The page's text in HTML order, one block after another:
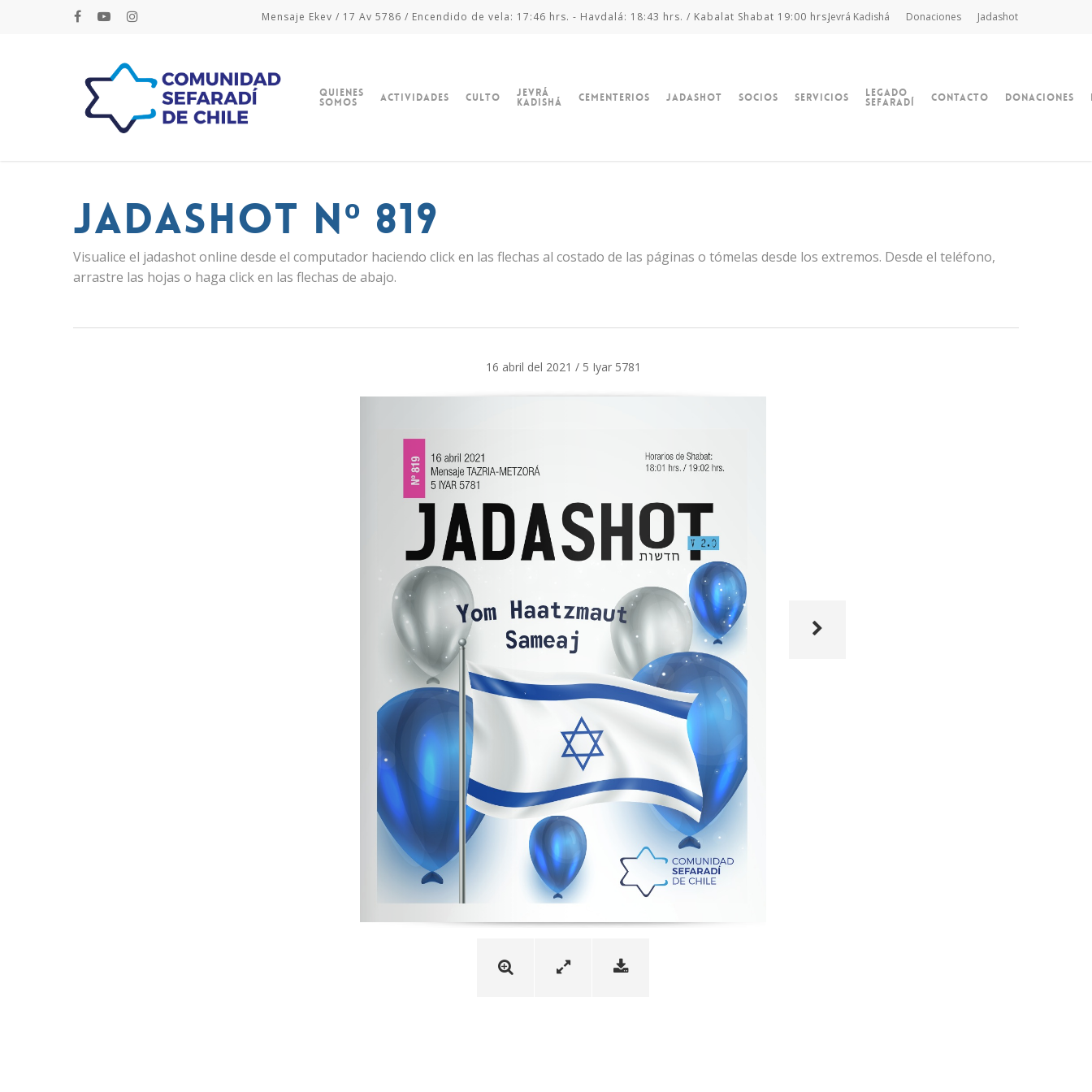
Mensaje Ekev / 17 Av 5786 / Encendido de vela: 17:46 hrs. - Havdalá: 18:43 hrs. / Kabalat Shabat 19:00 hrs.Jevrá Kadishá Donaciones Jadashot
Quienes
Somos Actividades Culto Jevrá
Kadishá Cementerios Jadashot Socios Servicios Legado
Sefaradí Contacto Donaciones
Jadashot Nº 819
Visualice el jadashot online desde el computador haciendo click en las flechas al costado de las páginas o tómelas desde los extremos. Desde el teléfono,
arrastre las hojas o haga click en las flechas de abajo.
16 abril del 2021 / 5 Iyar 5781